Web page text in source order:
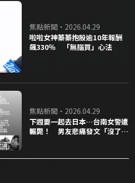
焦點新聞・2026.04.29
啦啦女神蓁蓁抱股逾10年報酬
飆330％ 「無腦買」心法
焦點新聞・2026.04.29
下週要一起去日本…台南女警遭
輾斃！ 男友悲痛發文「沒了都